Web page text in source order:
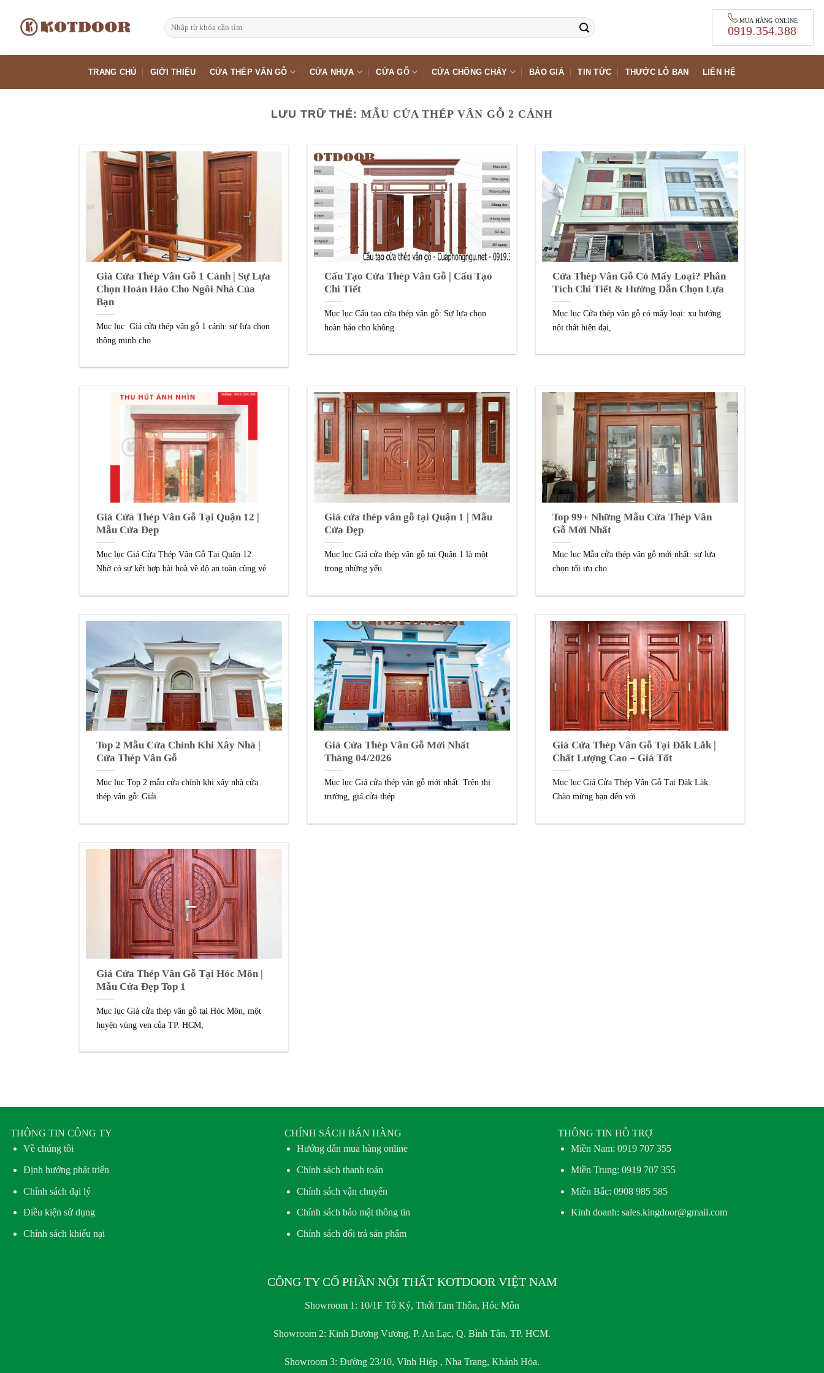
dung
Tìm
kiếm:
MUA HÀNG ONLINE
0919.354.388
TRANG CHỦ GIỚI THIỆU CỬA THÉP VÂN GỖ CỬA NHỰA CỬA GỖ CỬA CHỐNG CHÁY BÁO GIÁ TIN TỨC THƯỚC LỖ BAN LIÊN HỆ
LƯU TRỮ THẺ:MẪU CỬA THÉP VÂN GỖ 2 CÁNH
Giá Cửa Thép Vân Gỗ 1 Cánh | Sự Lựa
Chọn Hoàn Hảo Cho Ngôi Nhà Của
Bạn
Mục lục Giá cửa thép vân gỗ 1 cánh: sự lựa chọn
thông minh cho
Cấu Tạo Cửa Thép Vân Gỗ | Cấu Tạo
Chi Tiết
Mục lục Cấu tạo cửa thép vân gỗ: Sự lựa chọn
hoàn hảo cho không
Cửa Thép Vân Gỗ Có Mấy Loại? Phân
Tích Chi Tiết & Hướng Dẫn Chọn Lựa
Mục lục Cửa thép vân gỗ có mấy loại: xu hướng
nội thất hiện đại,
Giá Cửa Thép Vân Gỗ Tại Quận 12 |
Mẫu Cửa Đẹp
Mục lục Giá Cửa Thép Vân Gỗ Tại Quận 12.
Nhờ có sự kết hợp hài hoà về độ an toàn cùng vẻ
Giá cửa thép vân gỗ tại Quận 1 | Mẫu
Cửa Đẹp
Mục lục Giá cửa thép vân gỗ tại Quận 1 là một
trong những yếu
Top 99+ Những Mẫu Cửa Thép Vân
Gỗ Mới Nhất
Mục lục Mẫu cửa thép vân gỗ mới nhất: sự lựa
chọn tối ưu cho
Top 2 Mẫu Cửa Chính Khi Xây Nhà |
Cửa Thép Vân Gỗ
Mục lục Top 2 mẫu cửa chính khi xây nhà cửa
thép vân gỗ: Giải
Giá Cửa Thép Vân Gỗ Mới Nhất
Tháng 04/2026
Mục lục Giá cửa thép vân gỗ mới nhất. Trên thị
trường, giá cửa thép
Giá Cửa Thép Vân Gỗ Tại Đắk Lắk |
Chất Lượng Cao – Giá Tốt
Mục lục Giá Cửa Thép Vân Gỗ Tại Đăk Lăk.
Chào mừng bạn đến với
Giá Cửa Thép Vân Gỗ Tại Hóc Môn |
Mẫu Cửa Đẹp Top 1
Mục lục Giá cửa thép vân gỗ tại Hóc Môn, một
huyện vùng ven của TP. HCM,
THÔNG TIN CÔNG TY
Về chúng tôi
Định hướng phát triển
Chính sách đại lý
Điều kiện sử dụng
Chính sách khiếu nại
CHÍNH SÁCH BÁN HÀNG
Hướng dẫn mua hàng online
Chính sách thanh toán
Chính sách vận chuyển
Chính sách bảo mật thông tin
Chính sách đổi trả sản phẩm
THÔNG TIN HỖ TRỢ
Miền Nam:0919 707 355
Miền Trung:0919 707 355
Miền Bắc:0908 985 585
Kinh doanh: sales.kingdoor@gmail.com
CÔNG TY CỔ PHẦN NỘI THẤT KOTDOOR VIỆT NAM
Showroom 1: 10/1F Tô Ký, Thới Tam Thôn, Hóc Môn
Showroom 2: Kinh Dương Vương, P. An Lạc, Q. Bình Tân, TP. HCM.
Showroom 3: Đường 23/10, Vĩnh Hiệp , Nha Trang, Khánh Hòa.